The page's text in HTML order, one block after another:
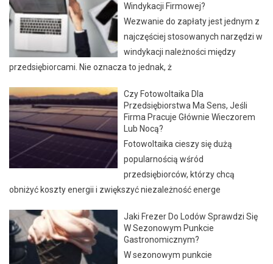
Windykacji Firmowej?
Wezwanie do zapłaty jest jednym z
najczęściej stosowanych narzędzi w
windykacji należności między
przedsiębiorcami. Nie oznacza to jednak, ż
Czy Fotowoltaika Dla
Przedsiębiorstwa Ma Sens, Jeśli
Firma Pracuje Głównie Wieczorem
Lub Nocą?
Fotowoltaika cieszy się dużą
popularnością wśród
przedsiębiorców, którzy chcą
obniżyć koszty energii i zwiększyć niezależność energe
Jaki Frezer Do Lodów Sprawdzi Się
W Sezonowym Punkcie
Gastronomicznym?
W sezonowym punkcie